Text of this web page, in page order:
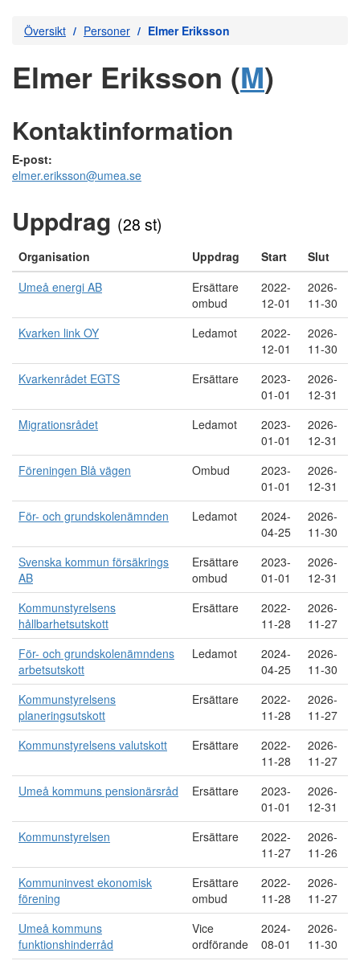
Översikt Personer Elmer Eriksson
Elmer Eriksson (M)
Kontaktinformation
E-post:
elmer.eriksson@umea.se
Uppdrag (28 st)
Organisation Uppdrag Start
Slut
Umeå energi AB
Ersättare
ombud
2022-
12-01
2026-
11-30
Kvarken link OY
Ledamot
2022-
12-01
2026-
11-30
Kvarkenrådet EGTS
Ersättare
2023-
01-01
2026-
12-31
Migrationsrådet
Ledamot
2023-
01-01
2026-
12-31
Föreningen Blå vägen
Ombud
2023-
01-01
2026-
12-31
För- och grundskolenämnden
Ledamot
2024-
04-25
2026-
11-30
Svenska kommun försäkrings
AB
Ersättare
ombud
2023-
01-01
2026-
12-31
Kommunstyrelsens
hållbarhetsutskott
Ersättare
2022-
11-28
2026-
11-27
För- och grundskolenämndens
arbetsutskott
Ledamot
2024-
04-25
2026-
11-30
Kommunstyrelsens
planeringsutskott
Ersättare
2022-
11-28
2026-
11-27
Kommunstyrelsens valutskott
Ersättare
2022-
11-28
2026-
11-27
Umeå kommuns pensionärsråd
Ersättare
2023-
01-01
2026-
12-31
Kommunstyrelsen
Ersättare
2022-
11-27
2026-
11-26
Kommuninvest ekonomisk
förening
Ersättare
ombud
2022-
11-28
2026-
11-27
Umeå kommuns
funktionshinderråd
Vice
ordförande
2024-
08-01
2026-
11-30